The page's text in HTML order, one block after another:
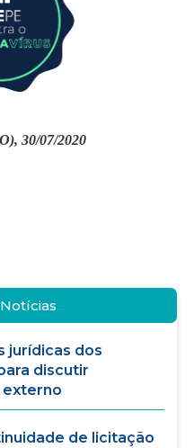
30/07/2020
jurídicas dos
discutir
de licitação